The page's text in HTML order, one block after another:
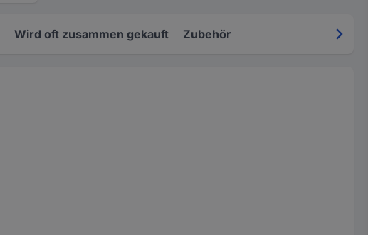
Wird oft zusammen gekauft Zubehör